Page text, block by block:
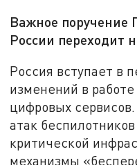
Важное поручение
России переходит
Россия вступает в
изменений в
цифровых
атак
критической
механизмы